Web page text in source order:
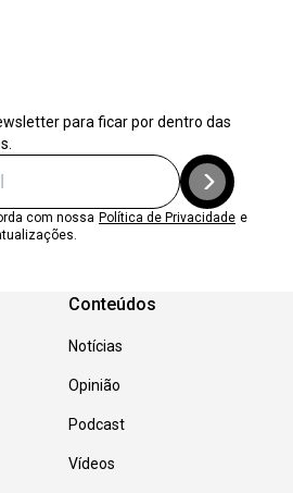
para ficar por dentro das
com nossa Política de Privacidade e
Conteúdos
Notícias
Opinião
Podcast
Vídeos